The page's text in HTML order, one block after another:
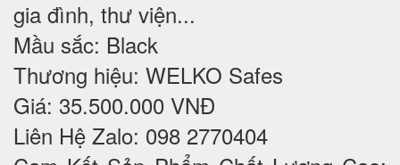
gia đình, thư viện...
Mầu sắc: Black
Thương hiệu: WELKO Safes
Giá: 35.500.000 VNĐ
Liên Hệ Zalo: 098 2770404